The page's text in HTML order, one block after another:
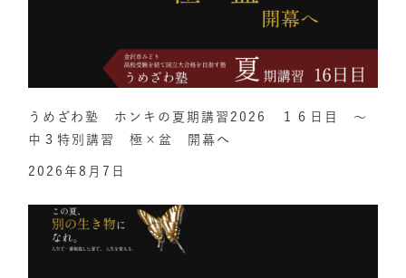
うめざわ塾 ホンキの夏期講習2026 １６日目 ～
中３特別講習 極×盆 開幕へ
2026年8月7日